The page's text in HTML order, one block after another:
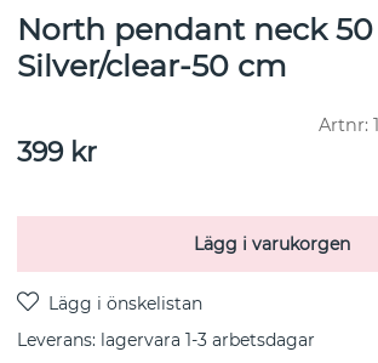
North pendant neck 50
Silver/clear-50 cm
Artnr:
399kr
Lägg i varukorgen
Leverans: lagervara 1-3 arbetsdagar